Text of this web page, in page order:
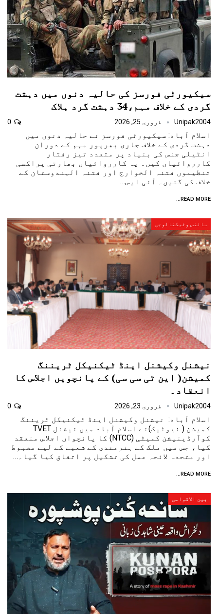
سیکیورٹی فورسز کی حالیہ دنوں میں دہشت
گردی کے خلاف مہم،34 دہشت گرد ہلاک
Unipak2004 فروری 25, 2026
اسلام آباد: سیکیورٹی فورسز نے حالیہ دنوں میں
دہشت گردی کے خلاف جاری بھرپور مہم کے دوران
انٹیلی جنس کی بنیاد پر متعدد تیز رفتار
کارروائیاں کیں۔ یہ کارروائیاں بھارتی پراکسی
تنظیموں فتنہ الخوارج اور فتنہ الہندوستان کے
خلاف کی گئیں۔ آئی ایس…
READ MORE...
سائنس وٹیکنالوجی
نیشنل وکیشنل اینڈ ٹیکنیکل ٹریننگ
کمیشن( این ٹی سی سی) کے پانچویں اجلاس کا
انعقاد۔
Unipak2004 فروری 23, 2026
اسلام آباد: نیشنل وکیشنل اینڈ ٹیکنیکل ٹریننگ
کمیشن ( نیوٹیک)نے اسلام آباد میں نیشنل TVET
کوآرڈینیشن کمیٹی (NTCC) کا پانچواں اجلاس منعقد
کیا، جس میں ملک کے ہنرمندی کے شعبے کے لیے مضبوط
اور متحدہ لائحہ عمل کی تشکیل پر اتفاق کیا گیا۔…
READ MORE...
بین الاقوامی